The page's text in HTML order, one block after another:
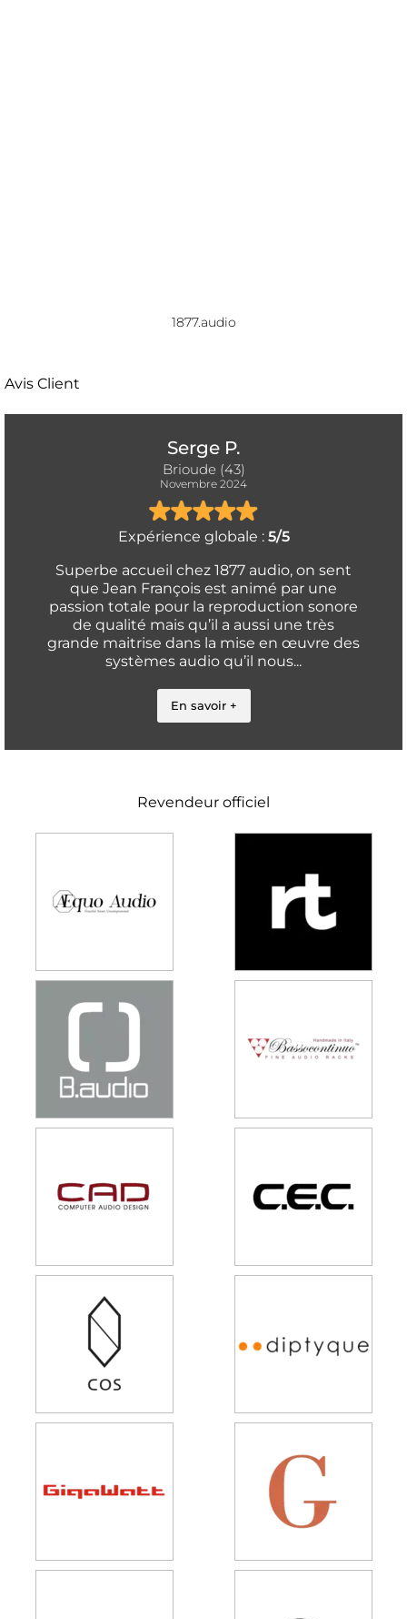
1877.audio
Avis Client
Serge P.
Brioude (43)
Novembre 2024
Expérience globale : 5/5
Superbe accueil chez 1877 audio, on sent
que Jean François est animé par une
passion totale pour la reproduction sonore
de qualité mais qu’il a aussi une très
grande maitrise dans la mise en œuvre des
systèmes audio qu’il nous...
En savoir +
Revendeur officiel